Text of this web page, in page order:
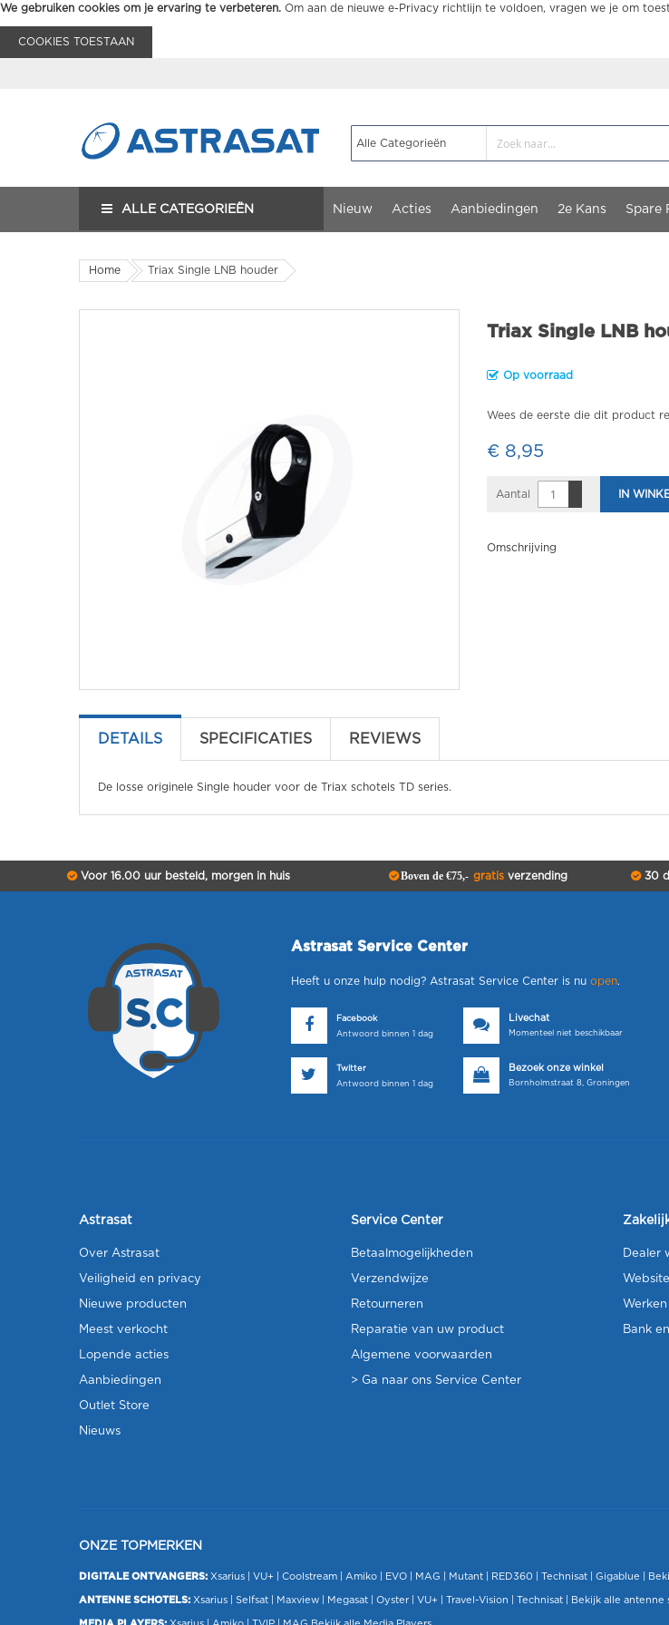
We gebruiken cookies om je ervaring te verbeteren. Om aan de nieuwe e-Privacy richtlijn te voldoen, vragen we je om
COOKIES TOESTAAN
ALLE CATEGORIEËN Nieuw Acties Aanbiedingen 2e Kans Spare
Home Triax Single LNB houder
Triax Single LNB
Op voorraad
Wees de eerste die dit product
€ 8,95
Aantal IN
Omschrijving
DETAILS SPECIFICATIES REVIEWS
De losse originele Single houder voor de Triax schotels TD series.
Voor 16.00 uur besteld, morgen in huis Boven de €75,- gratisverzending 30
Astrasat Service Center
Heeft u onze hulp nodig? Astrasat Service Center is nu open.
Facebook
Antwoord binnen 1 dag
Livechat
Momenteel niet beschikbaar
Twitter
Antwoord binnen 1 dag
Bezoek onze winkel
Bornholmstraat 8, Groningen
Astrasat
Over Astrasat
Veiligheid en privacy
Nieuwe producten
Meest verkocht
Lopende acties
Aanbiedingen
Outlet Store
Nieuws
Service Center
Betaalmogelijkheden
Verzendwijze
Retourneren
Reparatie van uw product
Algemene voorwaarden
> Ga naar ons Service Center
Dealer
Bank
ONZE TOPMERKEN
DIGITALE ONTVANGERS: Xsarius VU+ | Coolstream | Amiko EVO MAG Mutant | RED360 | Technisat Gigablue
ANTENNE SCHOTELS: Xsarius Selfsat Maxview Megasat | Oyster | VU+ Travel-Vision Technisat Bekijk alle antenne